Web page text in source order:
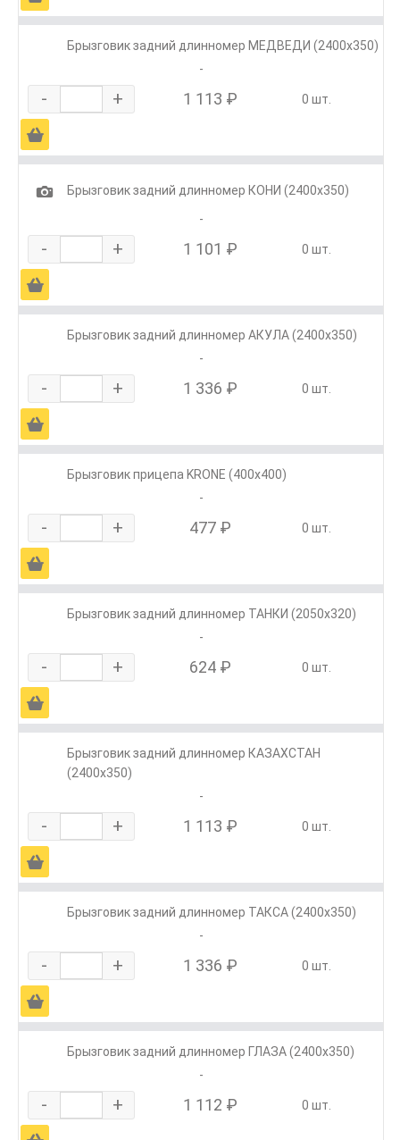
Брызговик задний длинномер МЕДВЕДИ (2400х350)
-
- + 1 113 ₽ 0 шт.
Ä
1
Брызговик задний длинномер КОНИ (2400х350)
-
- + 1 101 ₽ 0 шт.
Ä
Брызговик задний длинномер АКУЛА (2400х350)
-
- + 1 336 ₽ 0 шт.
Ä
Брызговик прицепа KRONE (400х400)
-
- + 477 ₽ 0 шт.
Ä
Брызговик задний длинномер ТАНКИ (2050х320)
-
- + 624 ₽ 0 шт.
Ä
Брызговик задний длинномер КАЗАХСТАН
(2400х350)
-
- + 1 113 ₽ 0 шт.
Ä
Брызговик задний длинномер ТАКСА (2400х350)
-
- + 1 336 ₽ 0 шт.
Ä
Брызговик задний длинномер ГЛАЗА (2400х350)
-
- + 1 112 ₽ 0 шт.